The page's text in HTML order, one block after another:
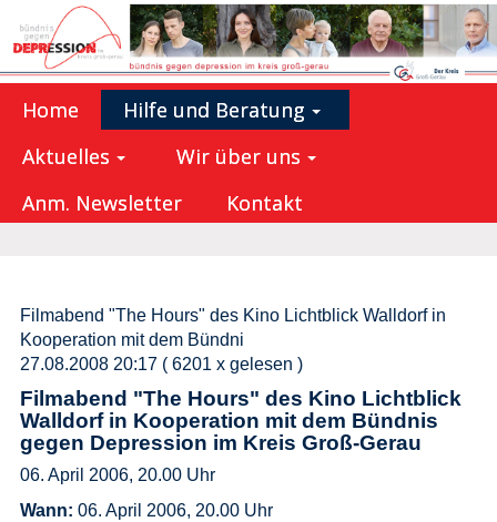
Home
Hilfe und Beratung
Aktuelles
Wir über uns
Anm. Newsletter
Kontakt
Filmabend "The Hours" des Kino Lichtblick Walldorf in
Kooperation mit dem Bündni
27.08.2008 20:17 ( 6201 x gelesen )
Filmabend "The Hours" des Kino Lichtblick
Walldorf in Kooperation mit dem Bündnis
gegen Depression im Kreis Groß-Gerau
06. April 2006, 20.00 Uhr
Wann: 06. April 2006, 20.00 Uhr